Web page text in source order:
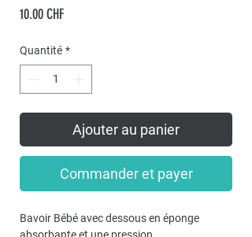
10.00 CHFPrix
Quantité *
Ajouter au panier
Commander et payer
Bavoir Bébé avec dessous en éponge